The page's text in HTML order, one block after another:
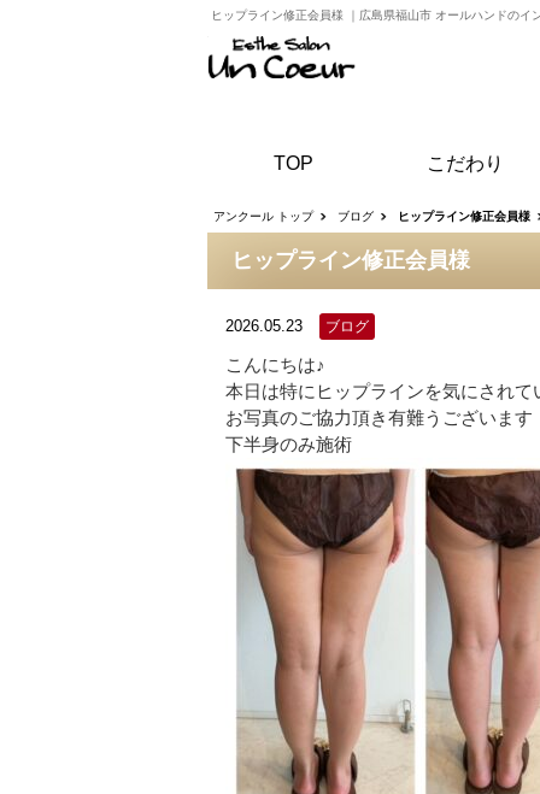
ヒップライン修正会員様 ｜ 広島県福山市 オールハンドのイ
TOP こだわり
アンクール トップ ブログ ヒップライン修正会員様
ヒップライン修正会員様
2026.05.23 ブログ
こんにちは♪
本日は特にヒップラインを気にされ
お写真のご協力頂き有難うございます
下半身のみ施術